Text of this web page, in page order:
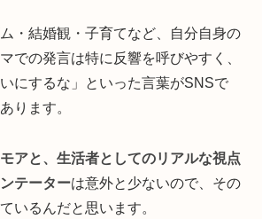
・結婚観・子育てなど、自分自身の
での発言は特に反響を呼びやすく、
いにするな」といった言葉がSNSで
ります。
アと、生活者としてのリアルな視点
テーターは意外と少ないので、その
いるんだと思います。